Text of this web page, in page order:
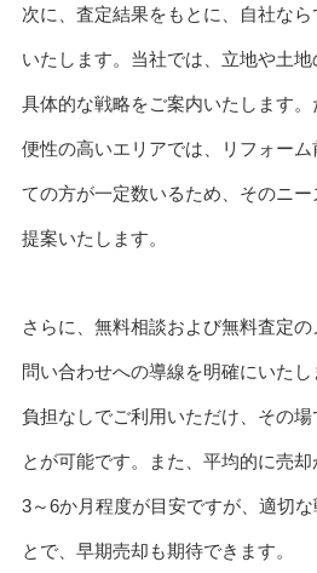
次に、査定結果をもとに、自社な
いたします。当社では、立地や土
具体的な戦略をご案内いたします
便性の高いエリアでは、リフォー
ての方が一定数いるため、そのニ
提案いたします。
さらに、無料相談および無料査定
問い合わせへの導線を明確にいた
負担なしでご利用いただけ、その
とが可能です。また、平均的に売
3～6か月程度が目安ですが、適切
とで、早期売却も期待できます。